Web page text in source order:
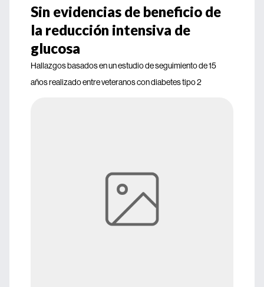
Sin evidencias de beneficio de
la reducción intensiva de
glucosa
Hallazgos basados en un estudio de seguimiento de 15
años realizado entre veteranos con diabetes tipo 2